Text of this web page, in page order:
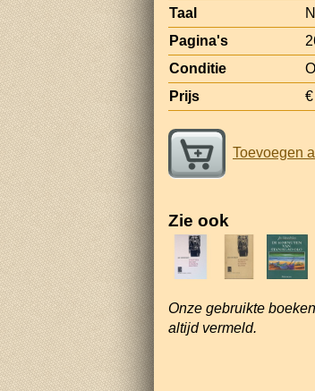
Taal
Pagina's
Conditie
Prijs
Toevoegen
Zie ook
Onze gebruikte
altijd vermeld.